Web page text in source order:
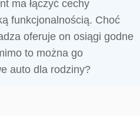
ma łączyć cechy
funkcjonalnością. Choć
oferuje on osiągi godne
to można go
auto dla rodziny?